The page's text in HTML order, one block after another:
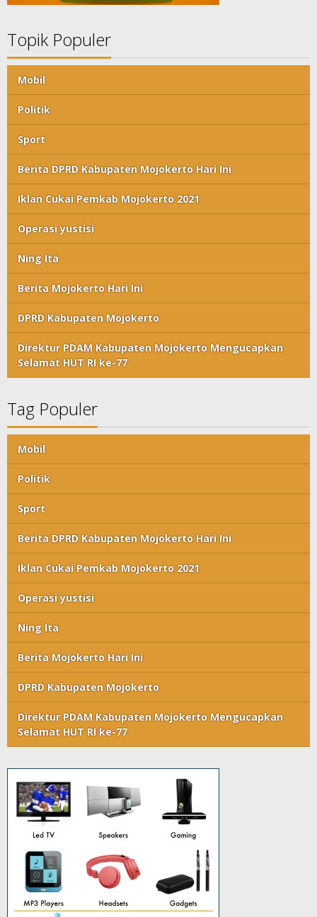
Topik Populer
Mobil
Politik
Sport
Berita DPRD Kabupaten Mojokerto Hari Ini
Iklan Cukai Pemkab Mojokerto 2021
Operasi yustisi
Ning Ita
Berita Mojokerto Hari Ini
DPRD Kabupaten Mojokerto
Direktur PDAM Kabupaten Mojokerto Mengucapkan
Selamat HUT RI ke-77
Tag Populer
Mobil
Politik
Sport
Berita DPRD Kabupaten Mojokerto Hari Ini
Iklan Cukai Pemkab Mojokerto 2021
Operasi yustisi
Ning Ita
Berita Mojokerto Hari Ini
DPRD Kabupaten Mojokerto
Direktur PDAM Kabupaten Mojokerto Mengucapkan
Selamat HUT RI ke-77